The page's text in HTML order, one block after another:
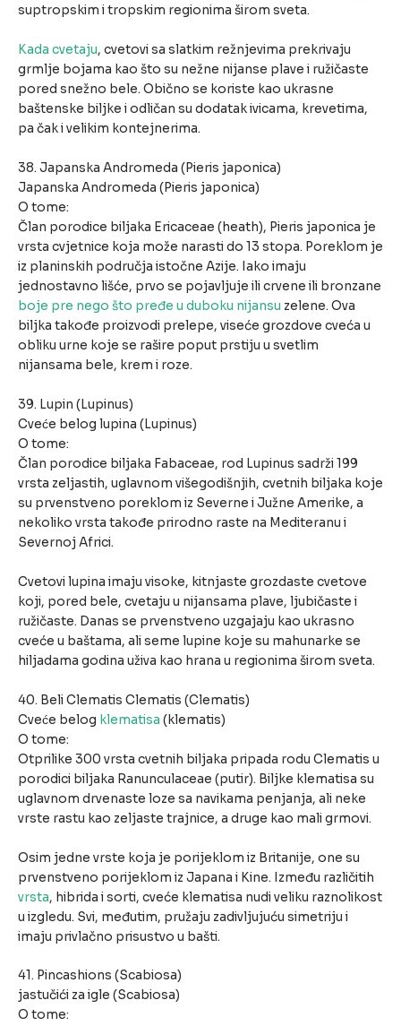
suptropskim i tropskim regionima širom sveta.
Kada cvetaju, cvetovi sa slatkim režnjevima prekrivaju
grmlje bojama kao što su nežne nijanse plave i ružičaste
pored snežno bele. Obično se koriste kao ukrasne
baštenske biljke i odličan su dodatak ivicama, krevetima,
pa čak i velikim kontejnerima.
38. Japanska Andromeda (Pieris japonica)
Japanska Andromeda (Pieris japonica)
O tome:
Član porodice biljaka Ericaceae (heath), Pieris japonica je
vrsta cvjetnice koja može narasti do 13 stopa. Poreklom je
iz planinskih područja istočne Azije. Iako imaju
jednostavno lišće, prvo se pojavljuje ili crvene ili bronzane
boje pre nego što pređe u duboku nijansu zelene. Ova
biljka takođe proizvodi prelepe, viseće grozdove cveća u
obliku urne koje se rašire poput prstiju u svetlim
nijansama bele, krem i roze.
39. Lupin (Lupinus)
Cveće belog lupina (Lupinus)
O tome:
Član porodice biljaka Fabaceae, rod Lupinus sadrži 199
vrsta zeljastih, uglavnom višegodišnjih, cvetnih biljaka koje
su prvenstveno poreklom iz Severne i Južne Amerike, a
nekoliko vrsta takođe prirodno raste na Mediteranu i
Severnoj Africi.
Cvetovi lupina imaju visoke, kitnjaste grozdaste cvetove
koji, pored bele, cvetaju u nijansama plave, ljubičaste i
ružičaste. Danas se prvenstveno uzgajaju kao ukrasno
cveće u baštama, ali seme lupine koje su mahunarke se
hiljadama godina uživa kao hrana u regionima širom sveta.
40. Beli Clematis Clematis (Clematis)
Cveće belog klematisa (klematis)
O tome:
Otprilike 300 vrsta cvetnih biljaka pripada rodu Clematis u
porodici biljaka Ranunculaceae (putir). Biljke klematisa su
uglavnom drvenaste loze sa navikama penjanja, ali neke
vrste rastu kao zeljaste trajnice, a druge kao mali grmovi.
Osim jedne vrste koja je porijeklom iz Britanije, one su
prvenstveno porijeklom iz Japana i Kine. Između različitih
vrsta, hibrida i sorti, cveće klematisa nudi veliku raznolikost
u izgledu. Svi, međutim, pružaju zadivljujuću simetriju i
imaju privlačno prisustvo u bašti.
41. Pincashions (Scabiosa)
jastučići za igle (Scabiosa)
O tome: